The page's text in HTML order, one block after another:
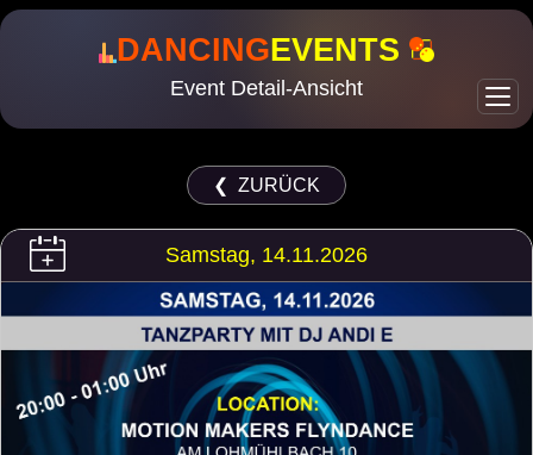
DANCINGEVENTS
Event Detail-Ansicht
❮ ZURÜCK
Samstag, 14.11.2026